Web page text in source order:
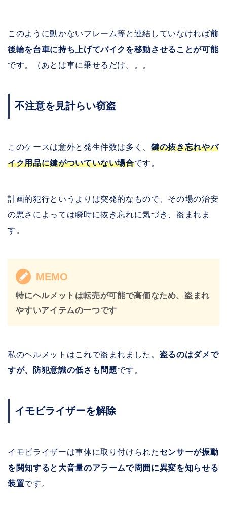
このように動かないフレーム等と連結していなければ前
後輪を台車に持ち上げてバイクを移動させることが可能
です。（あとは車に乗せるだけ。。。
不注意を見計らい窃盗
このケースは意外と発生件数は多く、鍵の抜き忘れやバ
イク用品に鍵がついていない場合です。
計画的犯行というよりは突発的なもので、その場の治安
の悪さによっては瞬時に抜き忘れに気づき、盗まれま
す。
MEMO
特にヘルメットは転売が可能で高価なため、盗まれ
やすいアイテムの一つです
私のヘルメットはこれで盗まれました。 盗るのはダメで
すが、防犯意識の低さも問題です。
イモビライザーを解除
イモビライザーは車体に取り付けられた センサーが振動
を関知すると大音量のアラームで周囲に異変を知らせる
装置です。